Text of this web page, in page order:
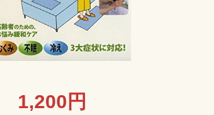
1,200円